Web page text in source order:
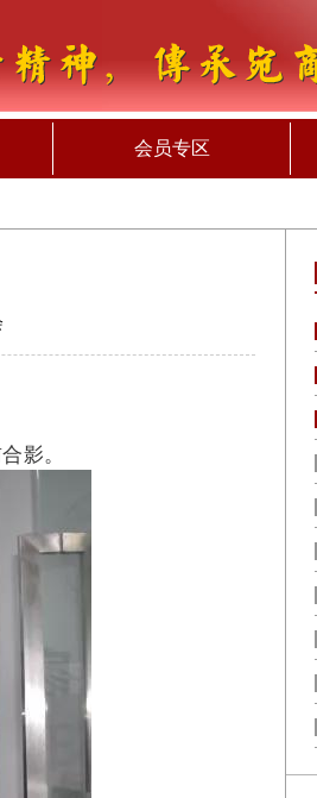
会员专区
影。